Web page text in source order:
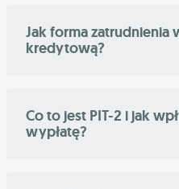
Jak forma zatrudnienia
kredytową?
Co to jest PIT-2 i jak
wypłatę?